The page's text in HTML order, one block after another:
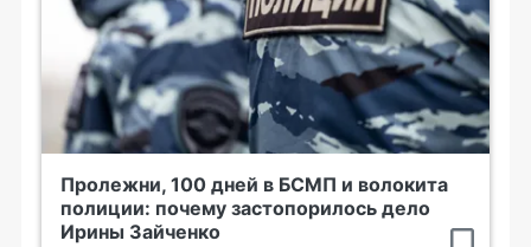
Пролежни, 100 дней в БСМП и волокита
полиции: почему застопорилось дело
Ирины Зайченко